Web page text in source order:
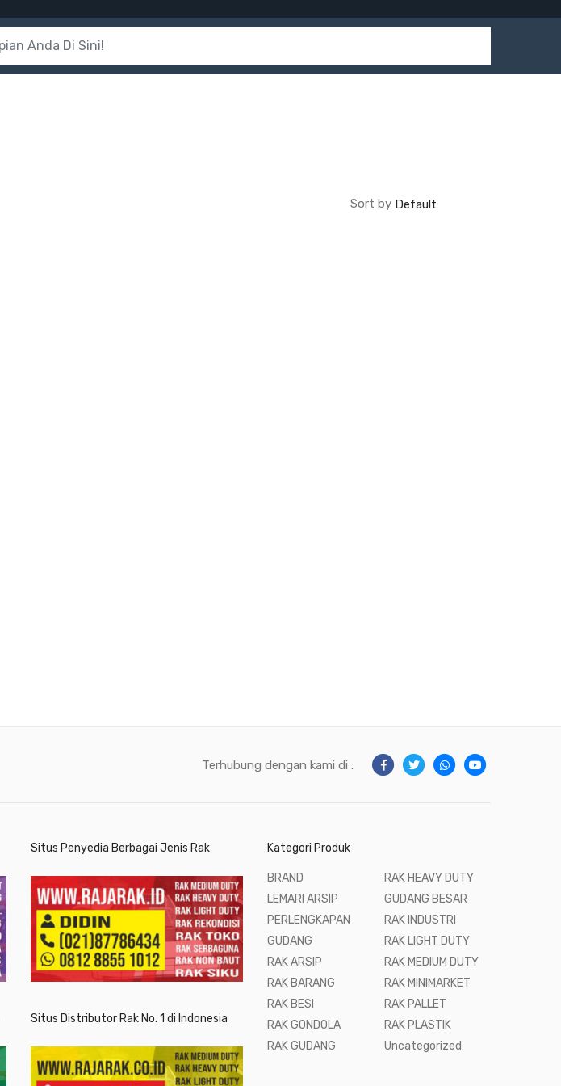
Sort by
Terhubung dengan kami di :
Situs Penyedia Berbagai Jenis Rak
Situs Distributor Rak No. 1 di Indonesia
Kategori Produk
BRAND
LEMARI ARSIP
PERLENGKAPAN
GUDANG
RAK ARSIP
RAK BARANG
RAK BESI
RAK GONDOLA
RAK GUDANG
RAK HEAVY DUTY
GUDANG BESAR
RAK INDUSTRI
RAK LIGHT DUTY
RAK MEDIUM DUTY
RAK MINIMARKET
RAK PALLET
RAK PLASTIK
Uncategorized